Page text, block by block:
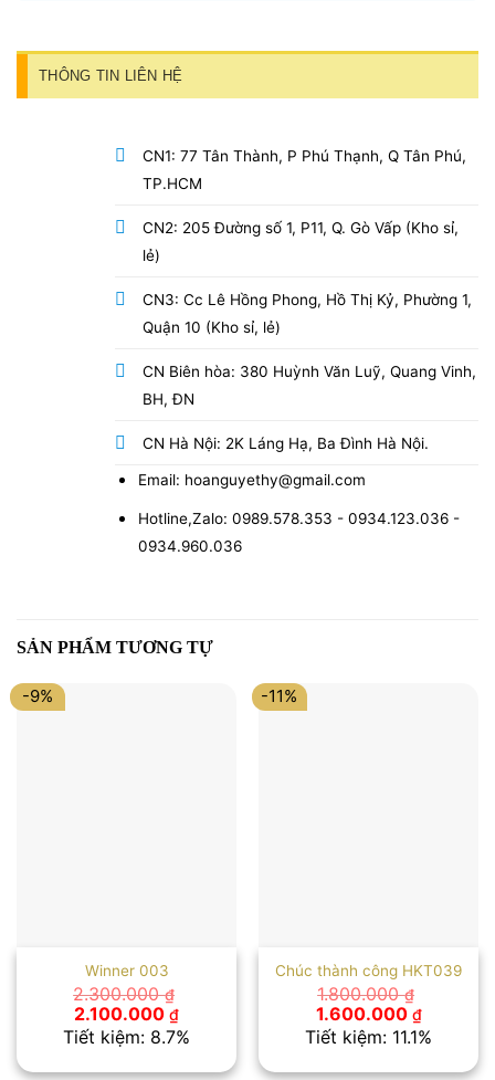
THÔNG TIN LIÊN HỆ
CN1: 77 Tân Thành, P Phú Thạnh, Q Tân Phú,
TP.HCM
CN2: 205 Đường số 1, P11, Q. Gò Vấp (Kho sỉ,
lẻ)
CN3: Cc Lê Hồng Phong, Hồ Thị Kỷ, Phường 1,
Quận 10 (Kho sỉ, lẻ)
CN Biên hòa: 380 Huỳnh Văn Luỹ, Quang Vinh,
BH, ĐN
CN Hà Nội: 2K Láng Hạ, Ba Đình Hà Nội.
Email: hoanguyethy@gmail.com
Hotline,Zalo: 0989.578.353 - 0934.123.036 -
0934.960.036
SẢN PHẨM TƯƠNG TỰ
-9%
Winner 003
2.300.000₫
Giá
gốc
là:
2.100.000 ₫Giá
hiện
tại
Tiết kiệm: 8.7%
-11%
Chúc thành công HKT039
1.800.000₫
Giá
gốc
là:
1.600.000 ₫Giá
hiện
tại
Tiết kiệm: 11.1%